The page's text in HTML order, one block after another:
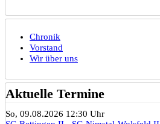
Chronik
Vorstand
Wir über uns
Aktuelle Termine
So, 09.08.2026 12:30 Uhr